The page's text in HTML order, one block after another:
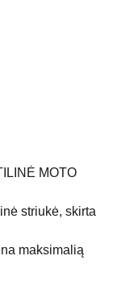
MOTO
striukė, skirta
maksimalią